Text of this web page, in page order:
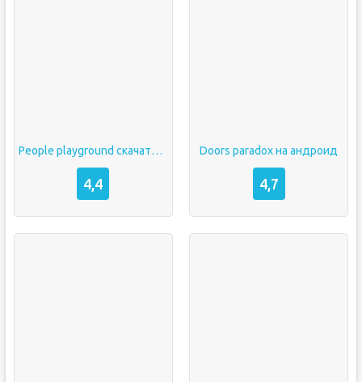
People playground скачать бесплатно на телефон
4,4
Doors paradox на андроид
4,7